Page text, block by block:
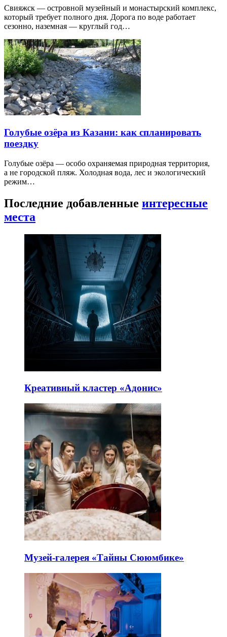
Свияжск — островной музейный и монастырский комплекс,
который требует полного дня. Дорога по воде работает
сезонно, наземная — круглый год…
Голубые озёра из Казани: как спланировать
поездку
Голубые озёра — особо охраняемая природная территория,
а не городской пляж. Холодная вода, лес и экологический
режим…
Последние добавленные интересные
места
Креативный кластер «Адонис»
Музей-галерея «Тайны Сююмбике»